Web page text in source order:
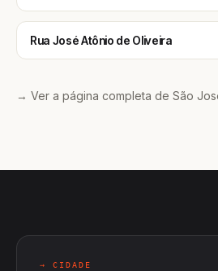
Rua José Atônio de Oliveira
→ Ver a página completa de São
→ CIDADE